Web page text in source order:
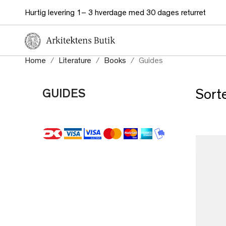
Hurtig levering 1– 3 hverdage med 30 dages returret
Home Literature Books Guides
GUIDES